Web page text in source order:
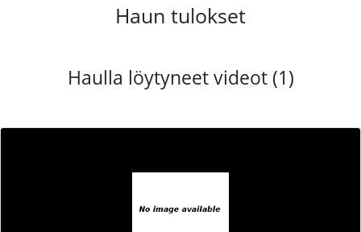
Haun tulokset
Haulla löytyneet videot (1)